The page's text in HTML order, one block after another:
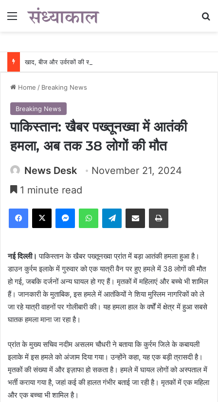
Menu
Home / Breaking News
Breaking News
पाकिस्तान: खैबर पख्तूनख्वा में आतंकी
हमला, अब तक 38 लोगों की मौत
News Desk
November 21, 2024
1 minute read
Facebook
X MessengerWhatsAppTelegramShare via Email Print
नई दिल्ली। पाकिस्तान के खैबर पख्तूनख्वा प्रांत में बड़ा आतंकी हमला हुआ है।
डाउन कुर्रम इलाके में गुरुवार को एक यात्री वैन पर हुए हमले में 38 लोगों की मौत
हो गई, जबकि दर्जनों अन्य घायल हो गए हैं। मृतकों में महिलाएं और बच्चे भी शामिल
हैं। जानकारी के मुताबिक, इस हमले में आतंकियों ने शिया मुस्लिम नागरिकों को ले
जा रहे यात्री वाहनों पर गोलीबारी की। यह हमला हाल के वर्षों में क्षेत्र में हुआ सबसे
घातक हमला माना जा रहा है।
प्रांत के मुख्य सचिव नदीम असलम चौधरी ने बताया कि कुर्रम जिले के कबायली
इलाके में इस हमले को अंजाम दिया गया। उन्होंने कहा, यह एक बड़ी त्रासदी है।
मृतकों की संख्या में और इज़ाफा हो सकता है। हमले में घायल लोगों को अस्पताल में
भर्ती कराया गया है, जहां कई की हालत गंभीर बताई जा रही है। मृतकों में एक महिला
और एक बच्चा भी शामिल है।